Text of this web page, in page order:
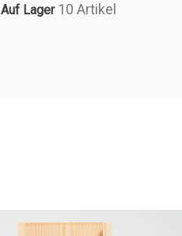
Auf Lager 10 Artikel
ARTIKEL
ARTIKEL